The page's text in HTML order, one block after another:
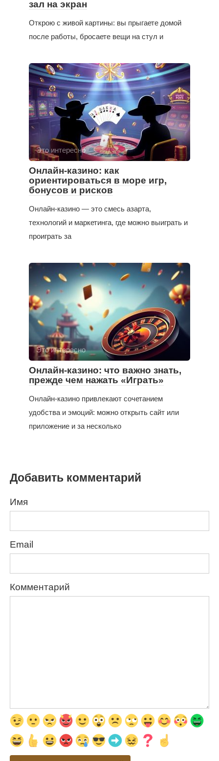
зал на экран
Открою с живой картины: вы прыгаете домой
после работы, бросаете вещи на стул и
Это интересно
Онлайн-казино: как
ориентироваться в море игр,
бонусов и рисков
Онлайн-казино — это смесь азарта,
технологий и маркетинга, где можно выиграть и
проиграть за
Это интересно
Онлайн-казино: что важно знать,
прежде чем нажать «Играть»
Онлайн-казино привлекают сочетанием
удобства и эмоций: можно открыть сайт или
приложение и за несколько
Добавить комментарий
Имя
Email
Комментарий